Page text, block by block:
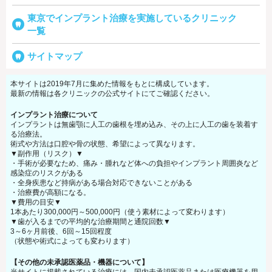
東京でインプラント治療を実施しているクリニック
一覧
サイトマップ
本サイトは2019年7月に集めた情報をもとに構成しています。
最新の情報は各クリニックの公式サイトにてご確認ください。
インプラント治療について
インプラントは無歯顎に人工の歯根を埋め込み、その上に人工の歯を装着す
る治療法。
術式や方法は口腔や骨の状態、希望によって異なります。
▼副作用（リスク）▼
・手術が必要なため、痛み・腫れなど体への負担やインプラント周囲炎など
感染症のリスクがある
・全身疾患など持病がある場合対応できないことがある
・治療費が高額になる。
▼費用の目安▼
1本あたり300,000円～500,000円（使う素材によって変わります）
▼歯が入るまでの平均的な治療期間と通院回数▼
3～6ヶ月前後、6回～15回程度
（状態や術式によっても変わります）
【その他の未承認医薬品・機器について】